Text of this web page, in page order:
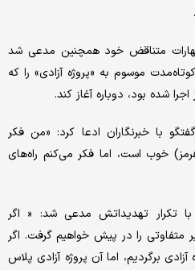
متناقض خود همچنین مدعی شد
موسوم به «پروژه آزادی» را که
شده بود، دوباره آغاز کند.
با خبرنگاران ادعا کرد: «من فکر
خوب است، اما فکر می‌کنم راه‌های
تکرار تهدیداتش مدعی شد: « اگر
متفاوتی را در پیش خواهیم گرفت. اگر
برگردیم، اما آن پروژه آزادی پلاس